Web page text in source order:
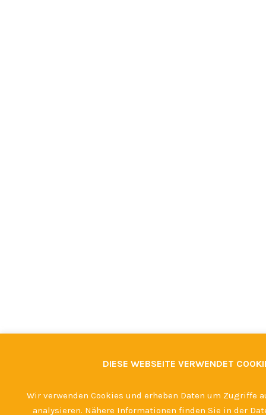
DIESE WEBSEITE VERWENDET
Wir verwenden Cookies und erheben Daten um Zugriffe
analysieren. Nähere Informationen finden Sie in der